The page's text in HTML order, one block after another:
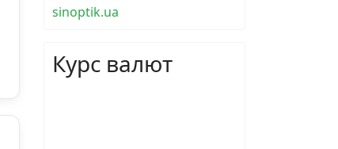
sinoptik.ua
Курс валют